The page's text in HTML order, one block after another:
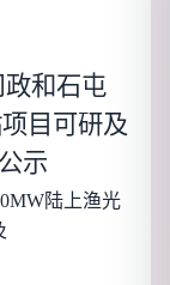
和石屯
目可研及
示
陆上渔光